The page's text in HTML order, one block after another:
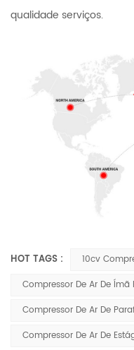
qualidade serviços.
HOT TAGS :
10cv
Compressor De Ar De Ímã
Compressor De Ar De
Compressor De Ar De